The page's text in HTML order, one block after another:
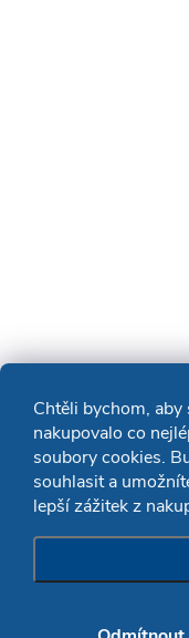
Chtěli bychom, aby
nakupovalo co
soubory cookies.
souhlasit a
lepší zážitek z